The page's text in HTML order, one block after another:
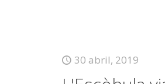
30 abril, 2019